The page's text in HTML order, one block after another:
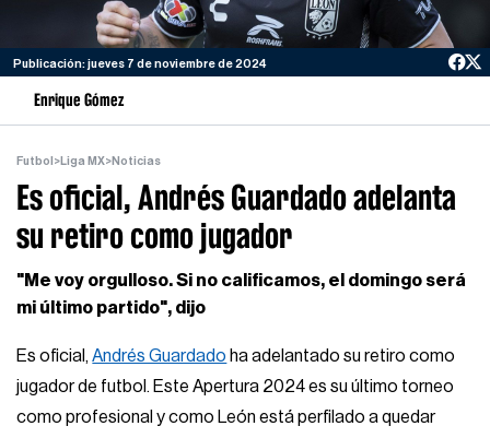
Publicación: jueves 7 de noviembre de 2024
Enrique Gómez
Futbol >Liga MX>Noticias
Es oficial, Andrés Guardado adelanta
su retiro como jugador
"Me voy orgulloso. Si no calificamos, el domingo será
mi último partido", dijo
Es oficial,Andrés Guardado ha adelantado su retiro como
jugador de futbol. Este Apertura 2024 es su último torneo
como profesional y como León está perfilado a quedar